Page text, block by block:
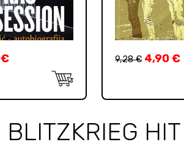
€ 9,28€ 4,90€
BLITZKRIEG HIT